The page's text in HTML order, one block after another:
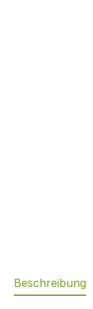
Beschreibung